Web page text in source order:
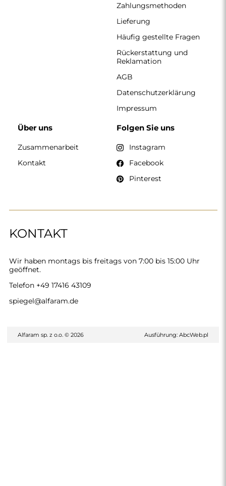
KONTAKT
Wir haben montags bis freitags von 7:00 bis 15:00 Uhr
geöffnet.
Telefon +49 17416 43109
spiegel@alfaram.de
Zahlungsmethoden
Lieferung
Häufig gestellte Fragen
Rückerstattung und
Reklamation
AGB
Datenschutzerklärung
Impressum
Über uns
Zusammenarbeit
Kontakt
Folgen Sie uns
Instagram
Facebook
Pinterest
Alfaram sp. z o.o. © 2026 Ausführung: AbcWeb.pl